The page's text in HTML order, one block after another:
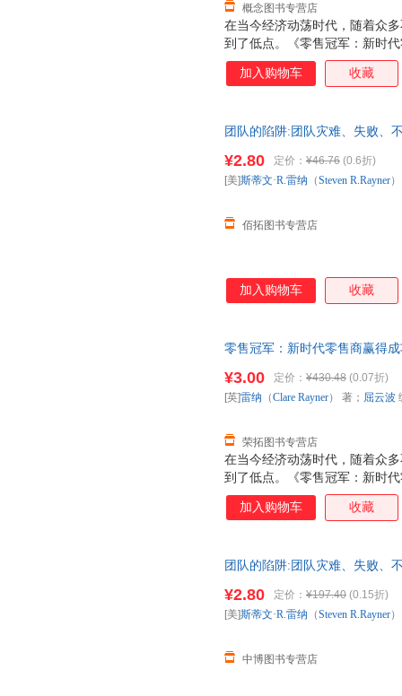
在当今经济动荡时代，随着众
到了低点。《零售冠军：新时
济动荡时代的零售商们提供了
·明确目标和使命 ·定位 ·找到
金步骤》中每一个步骤分别以
很多实用的阅读资源和模板，
去。
概念图书专营店
加入购物车 收藏
团队的陷阱:团队灾难、失败、
退换】
¥2.80 定价： ¥46.76 (0.6折)
佰拓图书专营店
[美]斯蒂文·R.雷纳 （Steven R.Rayner）
加入购物车 收藏
零售冠军：新时代零售商赢得
套，电子发票！
在当今经济动荡时代，随着众
到了低点。《零售冠军：新时
济动荡时代的零售商们提供了
·明确目标和使命 ·定位 ·找到
金步骤》中每一个步骤分别以
很多实用的阅读资源和模板，
去。
¥3.00 定价： ¥430.48 (0.07折)
荣拓图书专营店
[英]雷纳 （Clare Rayner） 著； 屈云波
加入购物车 收藏
团队的陷阱:团队灾难、失败、
退换】
¥2.80 定价： ¥197.40 (0.15折)
中博图书专营店
[美]斯蒂文·R.雷纳 （Steven R.Rayner）